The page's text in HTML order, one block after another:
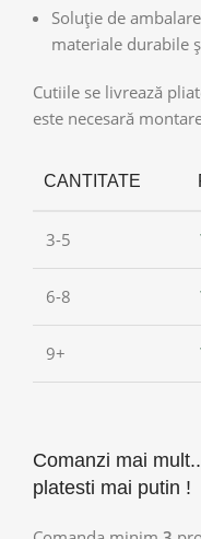
Soluție de
materiale durabile
Cutiile se livrează
este necesară
CANTITATE
3-5
6-8
9+
Comanzi mai mult..
platesti mai putin !